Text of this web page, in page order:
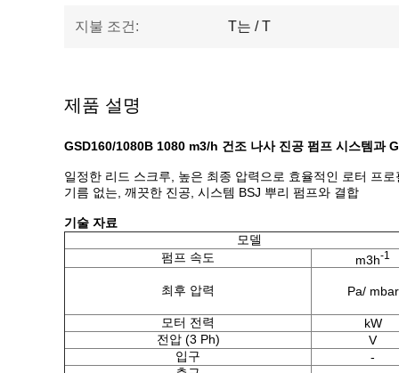
지불 조건: T는 / T
제품 설명
GSD160/1080B 1080 m3/h 건조 나사 진공 펌프 시스템과
일정한 리드 스크루, 높은 최종 압력으로 효율적인 로터 프로
기름 없는, 깨끗한 진공, 시스템 BSJ 뿌리 펌프와 결합
기술 자료
모델
펌프 속도
m3h-1
최후 압력 Pa/ mbar
모터 전력
kW
전압 (3 Ph)
V
입구
-